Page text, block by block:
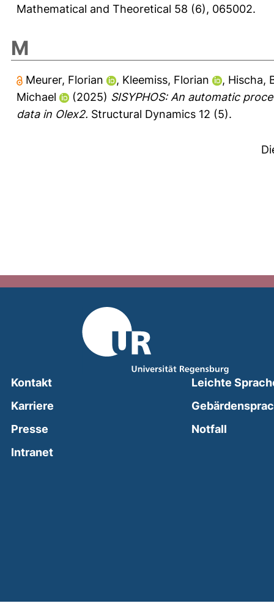
Mathematical and Theoretical 58 (6), 065002.
M
Meurer, Florian , Kleemiss, Florian , Hischa,
Michael
(2025) SISYPHOS: An automatic
data in Olex2. Structural Dynamics 12 (5).
Kontakt
Karriere
Presse
Intranet(external link, opens in a new window)
Leichte
Notfall